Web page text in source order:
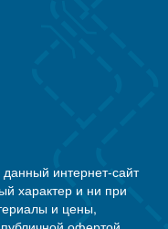
интернет-сайт
характер и ни при
и цены,